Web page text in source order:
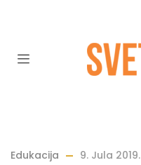
Edukacija 9. Jula 2019.